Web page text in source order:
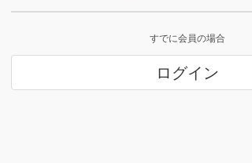
すでに会員の場合
ログイン